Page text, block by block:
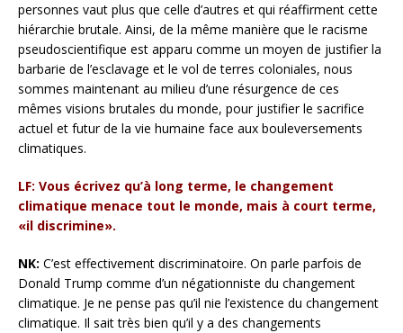
personnes vaut plus que celle d’autres et qui réaffirment cette
hiérarchie brutale. Ainsi, de la même manière que le racisme
pseudoscientifique est apparu comme un moyen de justifier la
barbarie de l’esclavage et le vol de terres coloniales, nous
sommes maintenant au milieu d’une résurgence de ces
mêmes visions brutales du monde, pour justifier le sacrifice
actuel et futur de la vie humaine face aux bouleversements
climatiques.
LF: Vous écrivez qu’à long terme, le changement
climatique menace tout le monde, mais à court terme,
«il discrimine».
NK: C’est effectivement discriminatoire. On parle parfois de
Donald Trump comme d’un négationniste du changement
climatique. Je ne pense pas qu’il nie l’existence du changement
climatique. Il sait très bien qu’il y a des changements